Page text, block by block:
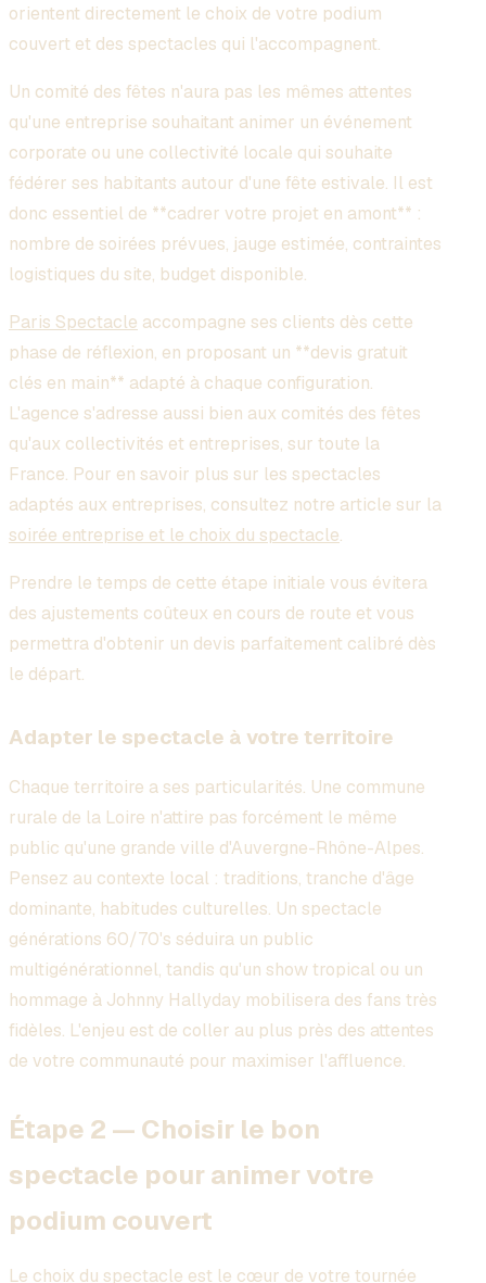
orientent directement le choix de votre podium
couvert et des spectacles qui l'accompagnent.
Un comité des fêtes n'aura pas les mêmes attentes
qu'une entreprise souhaitant animer un événement
corporate ou une collectivité locale qui souhaite
fédérer ses habitants autour d'une fête estivale. Il est
donc essentiel de **cadrer votre projet en amont** :
nombre de soirées prévues, jauge estimée, contraintes
logistiques du site, budget disponible.
Paris Spectacle accompagne ses clients dès cette
phase de réflexion, en proposant un **devis gratuit
clés en main** adapté à chaque configuration.
L'agence s'adresse aussi bien aux comités des fêtes
qu'aux collectivités et entreprises, sur toute la
France. Pour en savoir plus sur les spectacles
adaptés aux entreprises, consultez notre article sur la
soirée entreprise et le choix du spectacle.
Prendre le temps de cette étape initiale vous évitera
des ajustements coûteux en cours de route et vous
permettra d'obtenir un devis parfaitement calibré dès
le départ.
Adapter le spectacle à votre territoire
Chaque territoire a ses particularités. Une commune
rurale de la Loire n'attire pas forcément le même
public qu'une grande ville d'Auvergne-Rhône-Alpes.
Pensez au contexte local : traditions, tranche d'âge
dominante, habitudes culturelles. Un spectacle
générations 60/70's séduira un public
multigénérationnel, tandis qu'un show tropical ou un
hommage à Johnny Hallyday mobilisera des fans très
fidèles. L'enjeu est de coller au plus près des attentes
de votre communauté pour maximiser l'affluence.
Étape 2 — Choisir le bon
spectacle pour animer votre
podium couvert
Le choix du spectacle est le cœur de votre tournée